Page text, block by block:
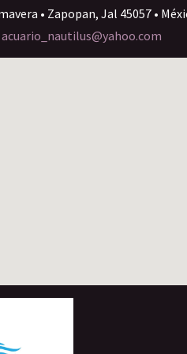
• Zapopan, Jal 45057 •
acuario_nautilus@yahoo.com